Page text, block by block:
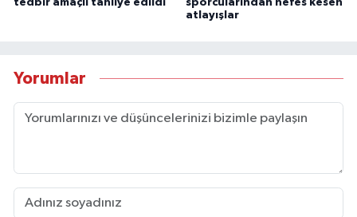
atlayışlar
Yorumlar